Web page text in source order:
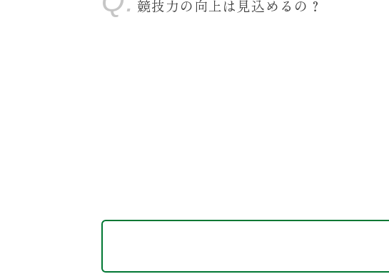
競技力の向上は見込めるの？